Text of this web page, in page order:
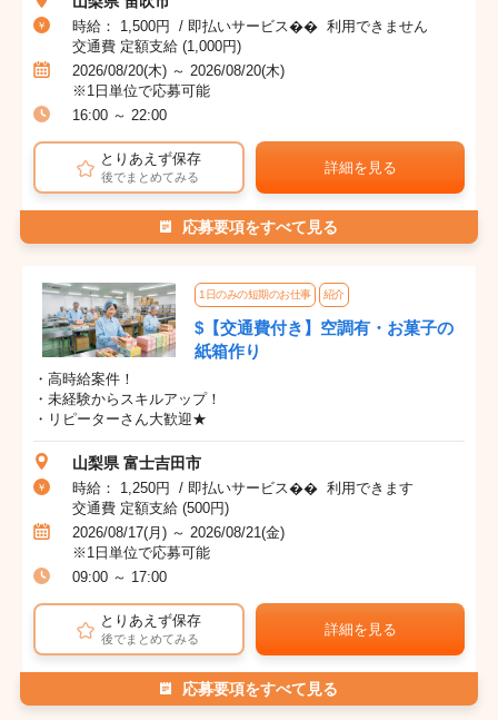
時給： 1,500円 / 即払いサービス�� 利用できません
交通費 定額支給 (1,000円)
2026/08/20(木) ～ 2026/08/20(木)
※1日単位で応募可能
16:00 ～ 22:00
とりあえず保存
後でまとめてみる
詳細を見る
応募要項をすべて見る
1日のみの短期のお仕事 紹介
$【交通費付き】空調有・お菓子の
紙箱作り
・高時給案件！
・未経験からスキルアップ！
・リピーターさん大歓迎★
山梨県 富士吉田市
時給： 1,250円 / 即払いサービス�� 利用できます
交通費 定額支給 (500円)
2026/08/17(月) ～ 2026/08/21(金)
※1日単位で応募可能
09:00 ～ 17:00
とりあえず保存
後でまとめてみる
詳細を見る
応募要項をすべて見る